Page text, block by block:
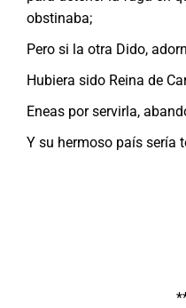
obstinaba;
Pero si la otra Dido,
Hubiera sido Reina de
Eneas por servirla,
Y su hermoso país sería